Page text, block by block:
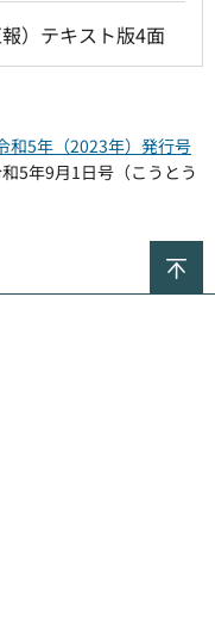
）テキスト版4面
和5年（2023年）発行号
5年9月1日号（こうとう